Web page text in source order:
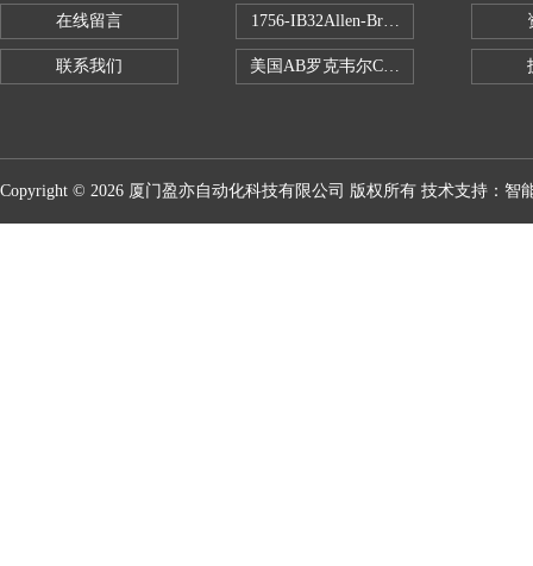
在线留言
联系我们
1756-IB32Allen-Bradley1756IB32数字
美国AB罗克韦尔CPU处理器
Copyright © 2026 厦门盈亦自动化科技有限公司 版权所有 技术支持： 智